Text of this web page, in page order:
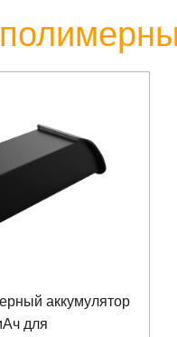
аккумулятор
для